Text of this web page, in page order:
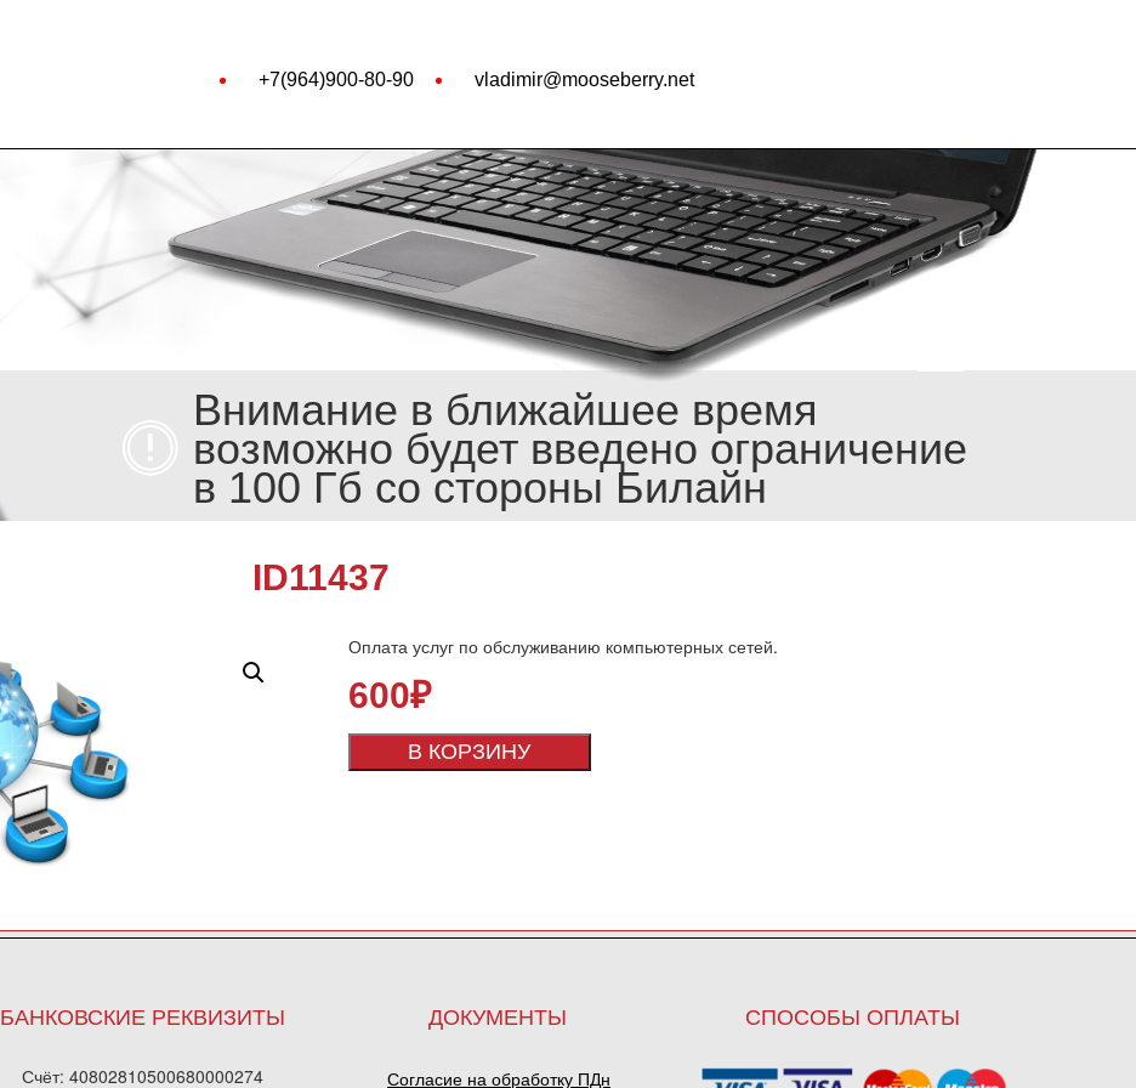
+7(964)900-80-90 vladimir@mooseberry.net
Внимание в ближайшее время
возможно будет введено ограничение
в 100 Гб со стороны Билайн
ID11437
Оплата услуг по обслуживанию компьютерных сетей.
600₽
В КОРЗИНУ
БАНКОВСКИЕ РЕКВИЗИТЫ
Счёт: 40802810500680000274
ДОКУМЕНТЫ
Согласие на обработку ПДн
СПОСОБЫ ОПЛАТЫ